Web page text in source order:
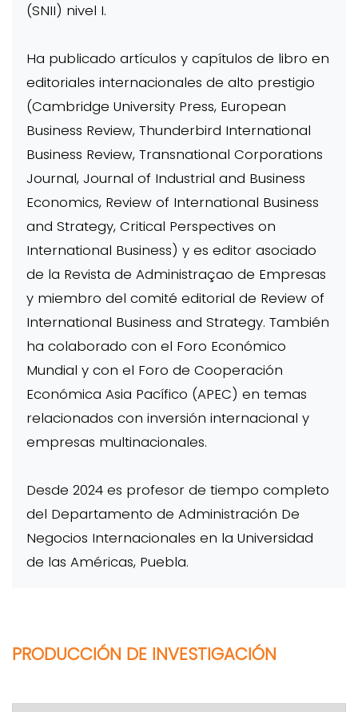
(SNII) nivel I.
Ha publicado artículos y capítulos de libro en
editoriales internacionales de alto prestigio
(Cambridge University Press, European
Business Review, Thunderbird International
Business Review, Transnational Corporations
Journal, Journal of Industrial and Business
Economics, Review of International Business
and Strategy, Critical Perspectives on
International Business) y es editor asociado
de la Revista de Administraçao de Empresas
y miembro del comité editorial de Review of
International Business and Strategy. También
ha colaborado con el Foro Económico
Mundial y con el Foro de Cooperación
Económica Asia Pacífico (APEC) en temas
relacionados con inversión internacional y
empresas multinacionales.
Desde 2024 es profesor de tiempo completo
del Departamento de Administración De
Negocios Internacionales en la Universidad
de las Américas, Puebla.
PRODUCCIÓN DE INVESTIGACIÓN